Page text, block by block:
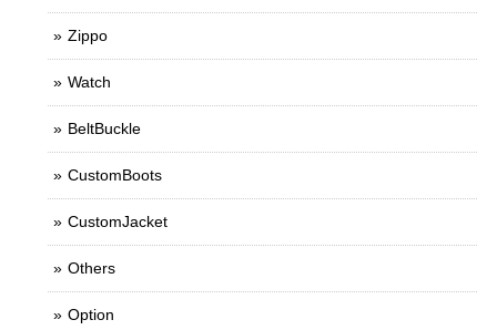
Zippo
Watch
BeltBuckle
CustomBoots
CustomJacket
Others
Option